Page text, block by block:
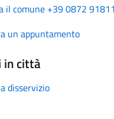
il comune +39 0872
un appuntamento
in città
disservizio